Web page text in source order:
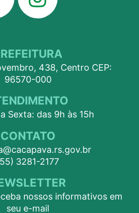
438, Centro CEP:
96570-000
Sexta: das 9h às 15h
CONTATO
3281-2177
nossos informativos em
seu e-mail